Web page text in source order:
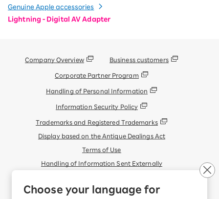
Choose your language for
Genuine Apple accessories
Lightning - Digital AV Adapter
Company Overview Business customers
Corporate Partner Program
Handling of Personal Information
Information Security Policy
Trademarks and Registered Trademarks
Display based on the Antique Dealings Act
Terms of Use
Handling of Information Sent Externally
© Rakuten Mobile, Inc.